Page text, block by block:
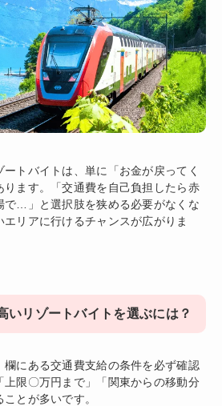
トバイトは、単に「お金が戻ってく
ります。「交通費を自己負担したら赤
で…」と選択肢を狭める必要がなくな
リアに行けるチャンスが広がりま
いリゾートバイトを選ぶには？
欄にある交通費支給の条件を必ず確認
上限〇万円まで」「関東からの移動分
とが多いです。